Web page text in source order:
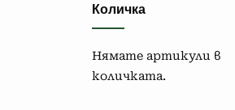
Количка
Нямате артикули в
количката.